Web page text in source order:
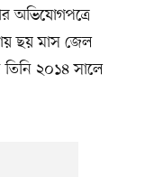
অভিযোগপত্রে
ছয় মাস জেল
তিনি ২০১৪ সালে